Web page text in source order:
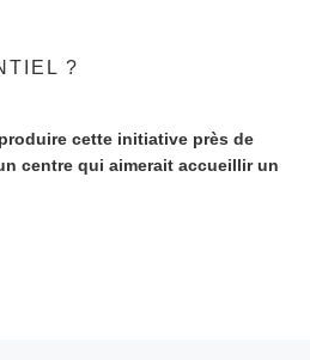
?
cette initiative près de
centre qui aimerait accueillir un